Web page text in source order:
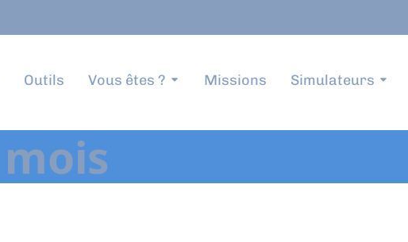
Outils Vous êtes ? Missions Simulateurs